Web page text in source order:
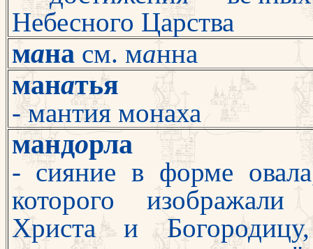
Небесного Царства
манасм. манна
манатья
- мантия монаха
мандорла
- сияние в форме
которого изображали
Христа и